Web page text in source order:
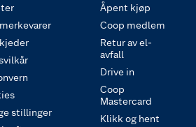
stillinger
Åpent kjøp
Coop medlem
Retur av el-
avfall
Drive in
Coop
Mastercard
Klikk og hent